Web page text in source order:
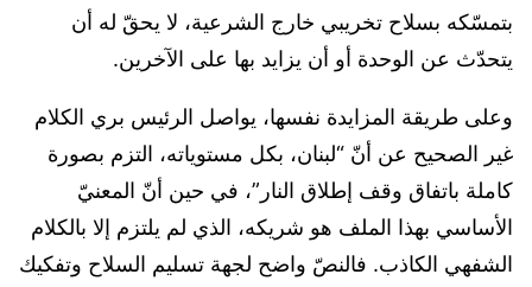
بتمسّكه بسلاح تخريبي خارج الشرعية، لا يحقّ له أن
يتحدّث عن الوحدة أو أن يزايد بها على الآخرين.
وعلى طريقة المزايدة نفسها، يواصل الرئيس بري الكلام
غير الصحيح عن أنّ “لبنان، بكل مستوياته، التزم بصورة
كاملة باتفاق وقف إطلاق النار”، في حين أنّ المعنيّ
الأساسي بهذا الملف هو شريكه، الذي لم يلتزم إلا بالكلام
الشفهي الكاذب. فالنصّ واضح لجهة تسليم السلاح وتفكيك